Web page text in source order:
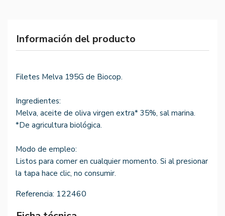
Información del producto
Filetes Melva 195G de Biocop.
Ingredientes:
Melva, aceite de oliva virgen extra* 35%, sal marina.
*De agricultura biológica.
Modo de empleo:
Listos para comer en cualquier momento. Si al presionar
la tapa hace clic, no consumir.
Referencia: 122460